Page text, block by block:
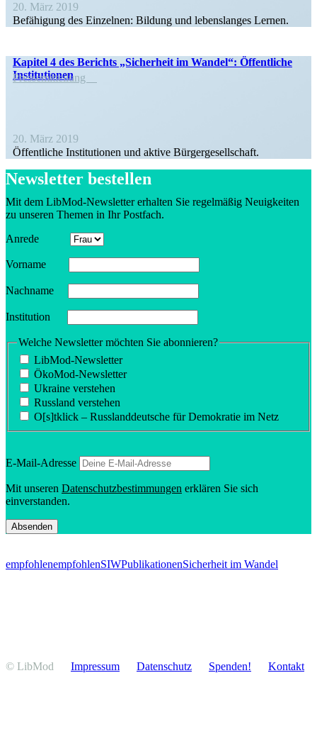
20. März 2019
Befähigung des Einzelnen: Bildung und lebens­langes Lernen.
Kapitel 4 des Berichts „Sicherheit im Wandel“: Öffent­liche
Institutionen
Presse­mit­teilung
20. März 2019
Öffent­liche Insti­tu­tionen und aktive Bürgergesellschaft.
Newsletter bestellen
Mit dem LibMod-Newsletter erhalten Sie regel­mäßig Neuig­keiten
zu unseren Themen in Ihr Postfach.
Anrede
Vorname
Nachname
Insti­tution
Welche Newsletter möchten Sie abonnieren?
LibMod-Newsletter
ÖkoMod-Newsletter
Ukraine verstehen
Russland verstehen
O[s]tklick – Russland­deutsche für Demokratie im Netz
E‑Mail-Adresse
Mit unseren Daten­schutz­be­stim­mungen erklären Sie sich
einverstanden.
empfohlenempfohlenSIWPublikationenSicherheit im Wandel
© LibMod Impressum Daten­schutz Spenden! Kontakt